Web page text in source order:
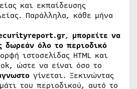
και εκπαίδευσης
Παράλληλα, κάθε μήνα
, μπορείτε να
δωρεάν όλο το περιοδικό
ιστοσελίδας HTML και
ώστε να είναι όσο το
γίνεται. Ξεκινώντας
του περιοδικού, αυτό το